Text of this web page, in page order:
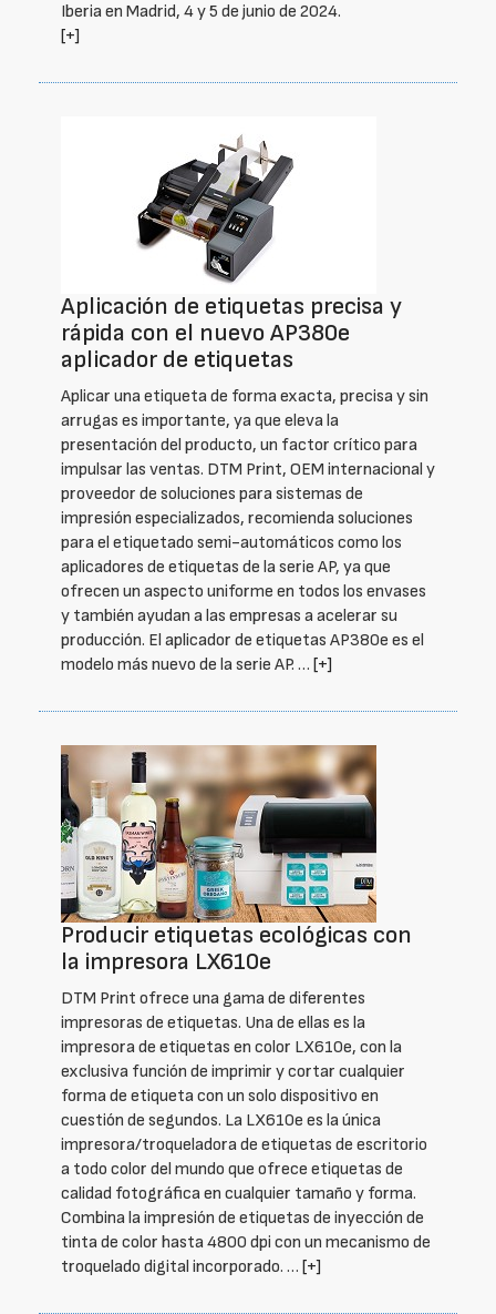
Iberia en Madrid, 4 y 5 de junio de 2024.
[+]
Aplicación de etiquetas precisa y
rápida con el nuevo AP380e
aplicador de etiquetas
Aplicar una etiqueta de forma exacta, precisa y sin
arrugas es importante, ya que eleva la
presentación del producto, un factor crítico para
impulsar las ventas. DTM Print, OEM internacional y
proveedor de soluciones para sistemas de
impresión especializados, recomienda soluciones
para el etiquetado semi-automáticos como los
aplicadores de etiquetas de la serie AP, ya que
ofrecen un aspecto uniforme en todos los envases
y también ayudan a las empresas a acelerar su
producción. El aplicador de etiquetas AP380e es el
modelo más nuevo de la serie AP. … [+]
Producir etiquetas ecológicas con
la impresora LX610e
DTM Print ofrece una gama de diferentes
impresoras de etiquetas. Una de ellas es la
impresora de etiquetas en color LX610e, con la
exclusiva función de imprimir y cortar cualquier
forma de etiqueta con un solo dispositivo en
cuestión de segundos. La LX610e es la única
impresora/troqueladora de etiquetas de escritorio
a todo color del mundo que ofrece etiquetas de
calidad fotográfica en cualquier tamaño y forma.
Combina la impresión de etiquetas de inyección de
tinta de color hasta 4800 dpi con un mecanismo de
troquelado digital incorporado. … [+]